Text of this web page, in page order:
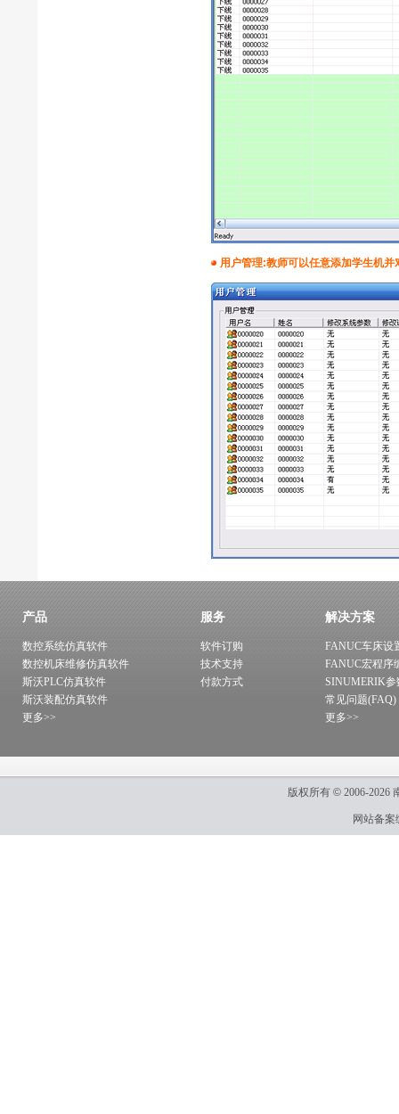
用户管理:教师可以任意添加学生机并
产品
数控系统仿真软件
数控机床维修仿真软件
斯沃PLC仿真软件
斯沃装配仿真软件
更多>>
服务
软件订购
技术支持
付款方式
解决方案
FANUC车床设
FANUC宏程序
SINUMERIK参
常见问题(FAQ)
更多>>
版权所有 © 2006-2026
网站备案